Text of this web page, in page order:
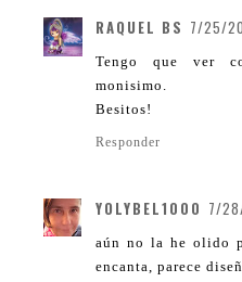
RAQUEL BS 7/25/
Tengo que ver
monisimo.
Besitos!
Responder
YOLYBEL1000 7/
aún no la he olido
encanta, parece